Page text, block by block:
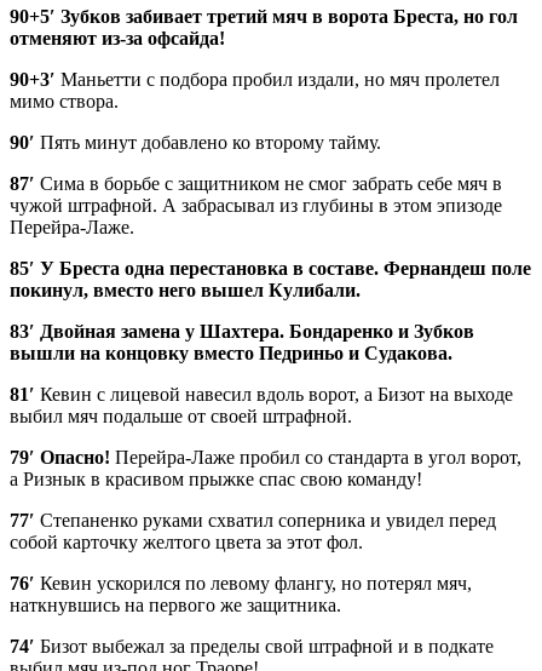
90+5′ Зубков забивает третий мяч в ворота Бреста, но гол
отменяют из-за офсайда!
90+3′ Маньетти с подбора пробил издали, но мяч пролетел
мимо створа.
90′ Пять минут добавлено ко второму тайму.
87′ Сима в борьбе с защитником не смог забрать себе мяч в
чужой штрафной. А забрасывал из глубины в этом эпизоде
Перейра-Лаже.
85′ У Бреста одна перестановка в составе. Фернандеш поле
покинул, вместо него вышел Кулибали.
83′ Двойная замена у Шахтера. Бондаренко и Зубков
вышли на концовку вместо Педриньо и Судакова.
81′ Кевин с лицевой навесил вдоль ворот, а Бизот на выходе
выбил мяч подальше от своей штрафной.
79′ Опасно! Перейра-Лаже пробил со стандарта в угол ворот,
а Ризнык в красивом прыжке спас свою команду!
77′ Степаненко руками схватил соперника и увидел перед
собой карточку желтого цвета за этот фол.
76′ Кевин ускорился по левому флангу, но потерял мяч,
наткнувшись на первого же защитника.
74′ Бизот выбежал за пределы свой штрафной и в подкате